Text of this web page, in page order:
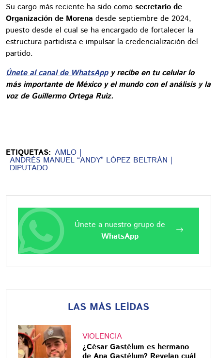
Su cargo más reciente ha sido como secretario de
Organización de Morena desde septiembre de 2024,
puesto desde el cual se ha encargado de fortalecer la
estructura partidista e impulsar la credencialización del
partido.
Únete al canal de WhatsAppy recibe en tu celular lo
más importante de México y el mundo con el análisis y la
voz de Guillermo Ortega Ruiz.
ETIQUETAS: AMLO
ANDRÉS MANUEL “ANDY” LÓPEZ BELTRÁN
DIPUTADO
Únete a nuestro grupo de
WhatsApp
LAS MÁS LEÍDAS
VIOLENCIA
¿César Gastélum es hermano